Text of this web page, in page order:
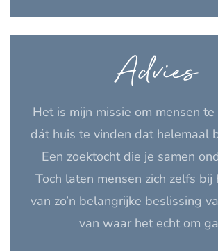
Advies
Het is mijn missie om mensen
dát huis te vinden dat helemaal
Een zoektocht die je samen
Toch laten mensen zich zelfs bij
van zo’n belangrijke beslissing
van waar het echt om